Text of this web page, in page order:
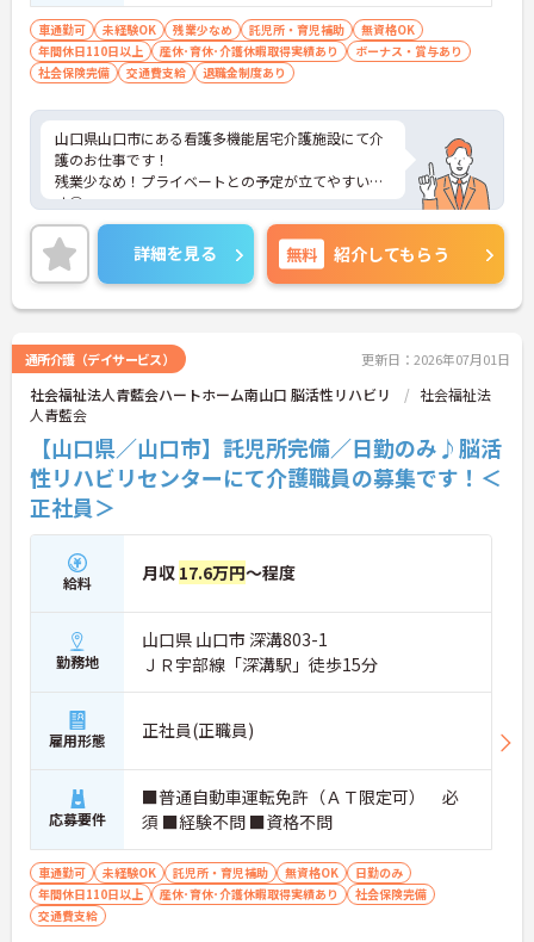
車通勤可 未経験OK 残業少なめ 託児所・育児補助
無資格OK
年間休日110日以上
産休･育休･介護休暇取得実績あり
ボーナス・賞与あり
社会保険完備
交通費支給 退職金制度あり
山口県山口市にある看護多機能居宅介護施設にて介
護のお仕事です！
残業少なめ！プライベートとの予定が立てやすいで
す◎
託児所も完備されていますので、お子様がいらっし
ゃる方でも安心してご就業していただけます♪
ご興味ある方には、面接対策ポイントなど、さらに
詳細をお話しいたしますのでお気軽にご相談くださ
い。
詳細を見る 無料 紹介してもらう
通所介護（デイサービス） 更新日：2026年07月01日
社会福祉法人青藍会ハートホーム南山口 脳活性リハビリ
社会福祉法
人青藍会
【山口県／山口市】託児所完備／日勤のみ♪脳活
性リハビリセンターにて介護職員の募集です！＜
正社員＞
給料 月収 17.6万円～程度
勤務地
山口県 山口市 深溝803-1
ＪＲ宇部線「深溝駅」徒歩15分
雇用形態 正社員(正職員)
応募要件
■普通自動車運転免許（ＡＴ限定可） 必
須 ■経験不問 ■資格不問
車通勤可 未経験OK 託児所・育児補助 無資格OK
日勤のみ
年間休日110日以上
産休･育休･介護休暇取得実績あり
社会保険完備
交通費支給